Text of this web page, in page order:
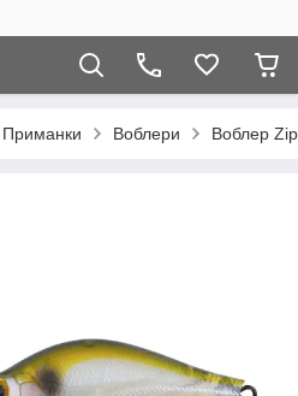
Приманки Воблери Воблер